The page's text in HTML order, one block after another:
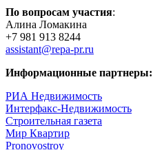
По вопросам участия:
Алина Ломакина
+7 981 913 8244
assistant@repa-pr.ru
Информационные партнеры:
РИА Недвижимость
Интерфакс-Недвижимость
Строительная газета
Мир Квартир
Pronovostroy